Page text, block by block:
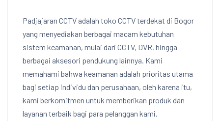
Padjajaran CCTV adalah toko CCTV terdekat di Bogor
yang menyediakan berbagai macam kebutuhan
sistem keamanan, mulai dari CCTV, DVR, hingga
berbagai aksesori pendukung lainnya. Kami
memahami bahwa keamanan adalah prioritas utama
bagi setiap individu dan perusahaan, oleh karena itu,
kami berkomitmen untuk memberikan produk dan
layanan terbaik bagi para pelanggan kami.